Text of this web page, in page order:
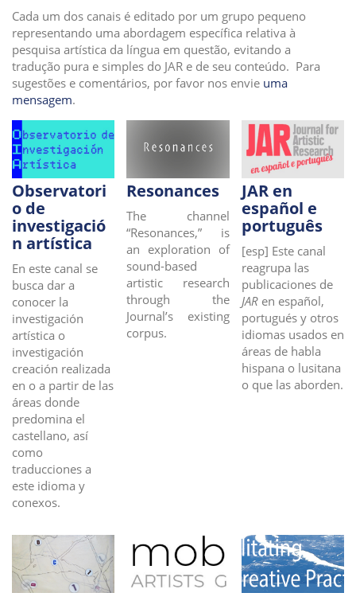
Cada um dos canais é editado por um grupo pequeno
representando uma abordagem específica relativa à
pesquisa artística da língua em questão, evitando a
tradução pura e simples do JAR e de seu conteúdo. Para
sugestões e comentários, por favor nos envie uma
mensagem.
Observatori
o de
investigació
n artística
En este canal se
busca dar a
conocer la
investigación
artística o
investigación
creación realizada
en o a partir de las
áreas donde
predomina el
castellano, así
como
traducciones a
este idioma y
conexos.
Resonances
The channel
“Resonances,” is
an exploration of
sound-based
artistic research
through the
Journal’s existing
corpus.
JAR en
español e
português
[esp] Este canal
reagrupa las
publicaciones de
JAR en español,
portugués y otros
idiomas usados en
áreas de habla
hispana o lusitana
o que las aborden.